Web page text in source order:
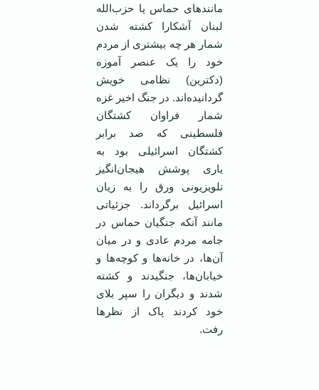
مانند‌های حماس یا حزب‌الله
لبنان آشکارا کشته شدن
شمار هر چه بیشتری از مردم
خود را یک عنصر آموزه
(دکترین) نظامی ‌خویش
گردانیده‌اند. در جنگ اخیر غزه
شمار فراوان کشتگان
فلسطینی که صد برابر
کشتگان اسرائیلی بود به
یاری پوشش هیجان‌انگیز
تلویزیونی ورق را به زیان
اسرائیل برگرداند. جزئیاتی
مانند آنکه جنگیان حماس در
جامه مردم عادی و در میان
آن‌ها، در خانه‌ها و کوچه‌ها و
خیابان‌ها، جنگیدند و کشته
شدند و دیگران را سپر بلای
خود کردند پاک از نظر‌ها
رفت.